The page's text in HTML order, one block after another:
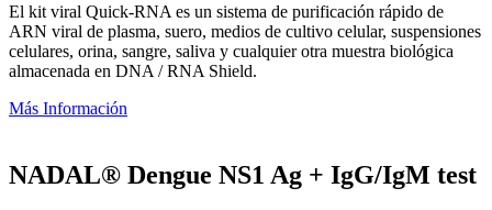
El kit viral Quick-RNA es un sistema de purificación rápido de
ARN viral de plasma, suero, medios de cultivo celular, suspensiones
celulares, orina, sangre, saliva y cualquier otra muestra biológica
almacenada en DNA / RNA Shield.
Más Información
NADAL® Dengue NS1 Ag + IgG/IgM test